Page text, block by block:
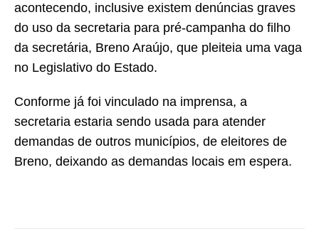
acontecendo, inclusive existem denúncias graves
do uso da secretaria para pré-campanha do filho
da secretária, Breno Araújo, que pleiteia uma vaga
no Legislativo do Estado.
Conforme já foi vinculado na imprensa, a
secretaria estaria sendo usada para atender
demandas de outros municípios, de eleitores de
Breno, deixando as demandas locais em espera.